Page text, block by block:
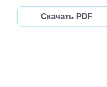
Скачать PDF